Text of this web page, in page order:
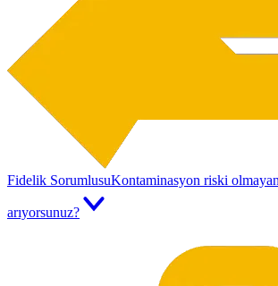
Fidelik SorumlusuKontaminasyon riski olmayan
arıyorsunuz?